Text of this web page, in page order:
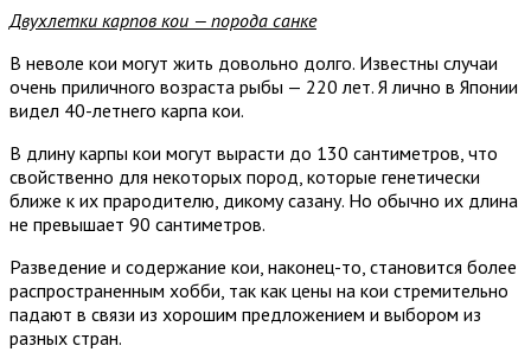
Двухлетки карпов кои — порода санке
В неволе кои могут жить довольно долго. Известны случаи
очень приличного возраста рыбы — 220 лет. Я лично в Японии
видел 40-летнего карпа кои.
В длину карпы кои могут вырасти до 130 сантиметров, что
свойственно для некоторых пород, которые генетически
ближе к их прародителю, дикому сазану. Но обычно их длина
не превышает 90 сантиметров.
Разведение и содержание кои, наконец-то, становится более
распространенным хобби, так как цены на кои стремительно
падают в связи из хорошим предложением и выбором из
разных стран.